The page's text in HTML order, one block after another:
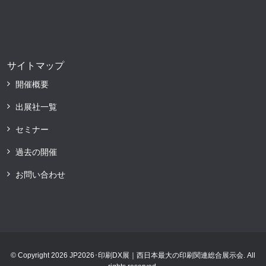
サイトマップ
開催概要
出展社一覧
セミナー
過去の開催
お問い合わせ
© Copyright 2026 JP2026･印刷DX展｜西日本最大の印刷関連総合展示会. All